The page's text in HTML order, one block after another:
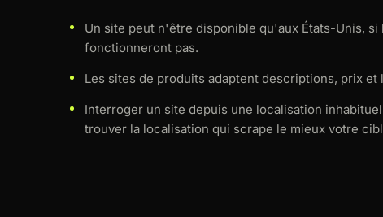
Un site peut n'être disponible qu'aux États-Unis,
fonctionneront pas.
Les sites de produits adaptent descriptions, prix
Interroger un site depuis une localisation
trouver la localisation qui scrape le mieux votre